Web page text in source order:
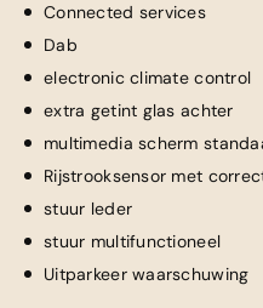
Connected services
Dab
electronic climate control
extra getint glas achter
multimedia scherm
Rijstrooksensor met
stuur leder
stuur multifunctioneel
Uitparkeer waarschuwing